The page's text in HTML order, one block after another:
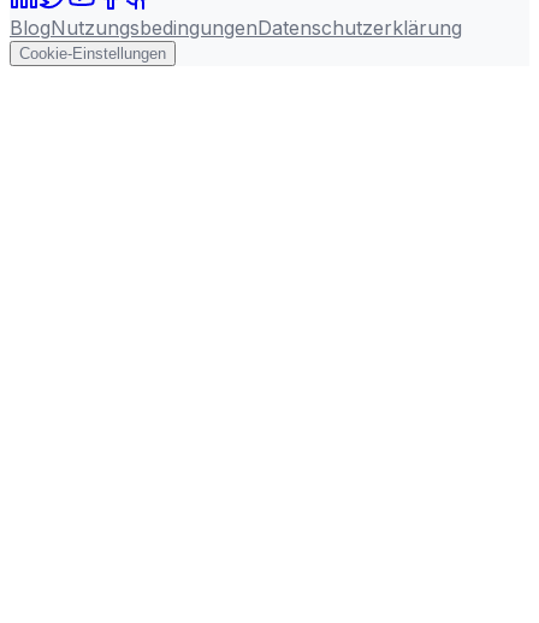
BlogNutzungsbedingungenDatenschutzerklärung
Cookie-Einstellungen